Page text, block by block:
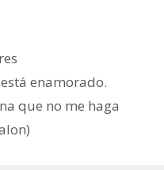
enamorado.
que no me haga